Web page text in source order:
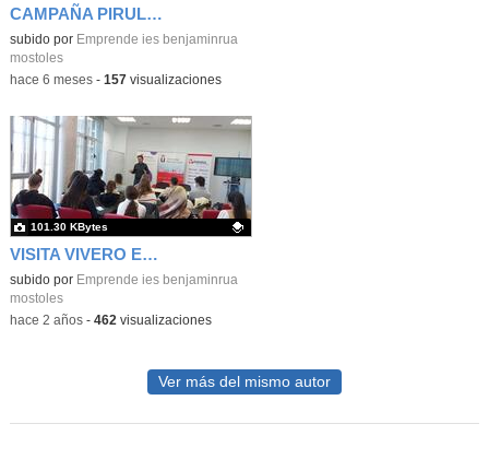
CAMPAÑA PIRULETAS SOLIDARIAS
subido por Emprende ies benjaminrua
mostoles
-hace 6 meses- 157visualizaciones
VISITA VIVERO EMPRESAS MÓSTOLES
Contenido educativo.
subido por Emprende ies benjaminrua
mostoles
101.30 KBytes
-hace 2 años- 462 visualizaciones
Ver más del mismo autor